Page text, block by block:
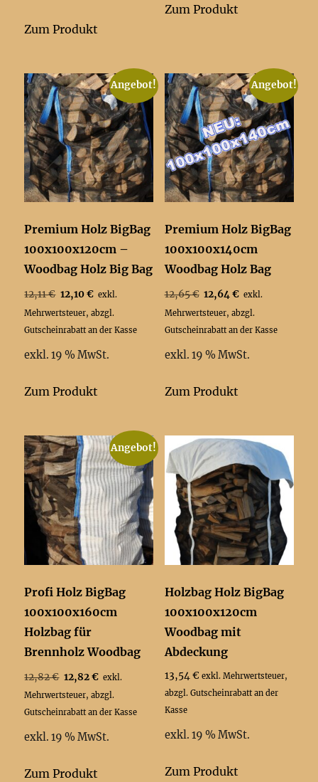
Zum Produkt
Zum Produkt
Angebot!
Premium Holz BigBag
100x100x120cm –
Woodbag Holz Big Bag
12,11€ Ursprünglicher
Preis
war:
12,10€ Aktueller
Preis
ist:
exkl.
Mehrwertsteuer, abzgl.
Gutscheinrabatt an der Kasse
exkl. 19 % MwSt.
Zum Produkt
Angebot!
Premium Holz BigBag
100x100x140cm
Woodbag Holz Bag
12,65€ Ursprünglicher
Preis
war:
12,64€ Aktueller
Preis
ist:
exkl.
Mehrwertsteuer, abzgl.
Gutscheinrabatt an der Kasse
exkl. 19 % MwSt.
Zum Produkt
Angebot!
Profi Holz BigBag
100x100x160cm
Holzbag für
Brennholz Woodbag
12,82€ Ursprünglicher
Preis
war:
12,82€ Aktueller
Preis
ist:
exkl.
Mehrwertsteuer, abzgl.
Gutscheinrabatt an der Kasse
exkl. 19 % MwSt.
Zum Produkt
Holzbag Holz BigBag
100x100x120cm
Woodbag mit
Abdeckung
13,54€ exkl. Mehrwertsteuer,
abzgl. Gutscheinrabatt an der
Kasse
exkl. 19 % MwSt.
Zum Produkt